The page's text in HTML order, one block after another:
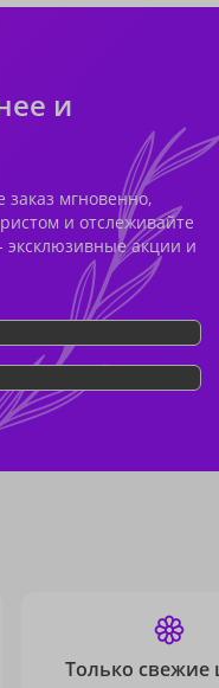
и
мгновенно,
и отслеживайте
эксклюзивные акции и
Только свежие